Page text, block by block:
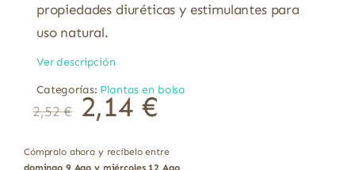
propiedades diuréticas y estimulantes para
uso natural.
Ver descripción
Categorías: Plantas en bolsa
2,52€ 2,14 €
Cómpralo ahora y recíbelo entre
domingo 9 Ago y miércoles 12 Ago